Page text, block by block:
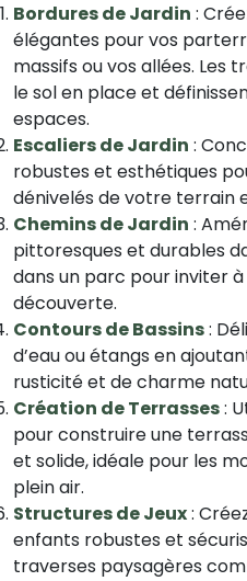
Bordures de Jardin :
élégantes pour vos
massifs ou vos allées. Les
le sol en place et
espaces.
Escaliers de Jardin :
robustes et esthétiques
dénivelés de votre terrain
Chemins de Jardin :
pittoresques et durables
dans un parc pour inviter
découverte.
Contours de Bassins:
d’eau ou étangs en
rusticité et de charme
Création de Terrasses:
pour construire une
et solide, idéale pour les
plein air.
Structures de Jeux:
enfants robustes et
traverses paysagères